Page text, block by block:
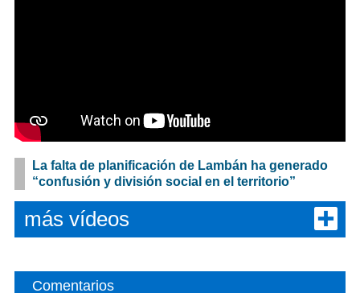
La falta de planificación de Lambán ha generado
“confusión y división social en el territorio”
más vídeos
Comentarios